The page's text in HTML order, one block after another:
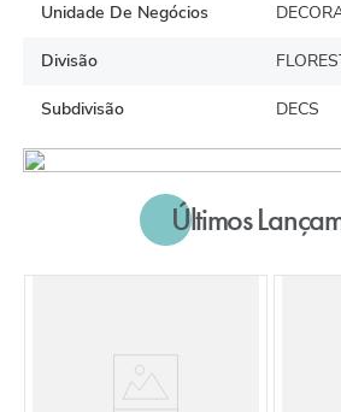
Unidade De Negócios
Divisão
Subdivisão DECS
Últimos